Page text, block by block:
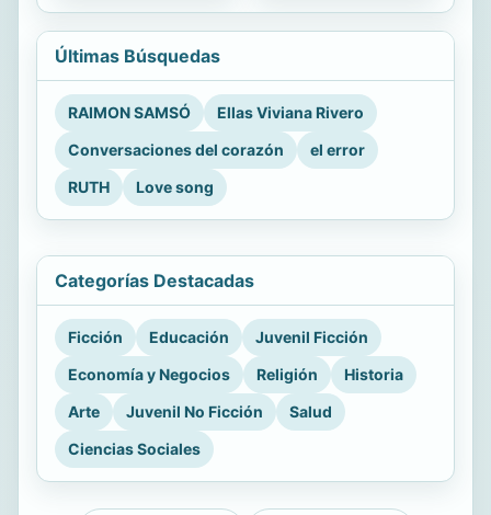
Últimas Búsquedas
RAIMON SAMSÓ
Ellas Viviana Rivero
Conversaciones del corazón
el error
RUTH
Love song
Categorías Destacadas
Ficción Educación
Juvenil Ficción
Economía y Negocios
Religión
Historia
Arte
Juvenil No Ficción
Salud
Ciencias Sociales